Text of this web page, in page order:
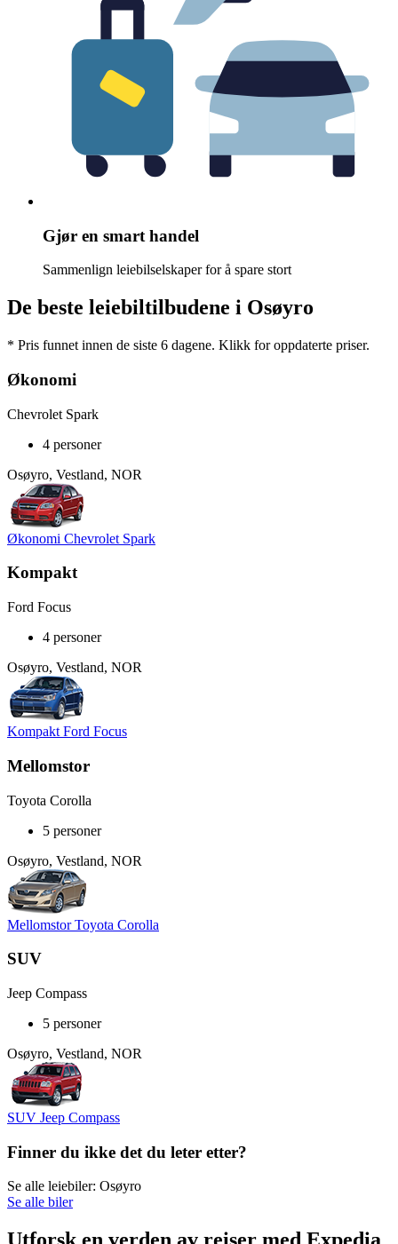
Gjør en smart handel
Sammenlign leiebilselskaper for å spare stort
De beste leiebiltilbudene i Osøyro
* Pris funnet innen de siste 6 dagene. Klikk for oppdaterte priser.
Økonomi
Chevrolet Spark
4 personer
Osøyro, Vestland, NOR
Økonomi Chevrolet Spark
Kompakt
Ford Focus
4 personer
Osøyro, Vestland, NOR
Kompakt Ford Focus
Mellomstor
Toyota Corolla
5 personer
Osøyro, Vestland, NOR
Mellomstor Toyota Corolla
SUV
Jeep Compass
5 personer
Osøyro, Vestland, NOR
SUV Jeep Compass
Finner du ikke det du leter etter?
Se alle leiebiler: Osøyro
Se alle biler